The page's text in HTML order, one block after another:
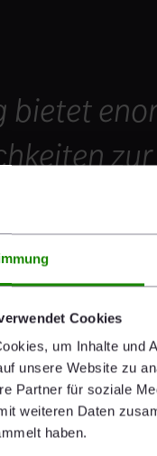
Cookies
um Inhalte und
unsere Website zu
Partner für soziale
weiteren Daten
haben.
bietet
Dieses
zu
die